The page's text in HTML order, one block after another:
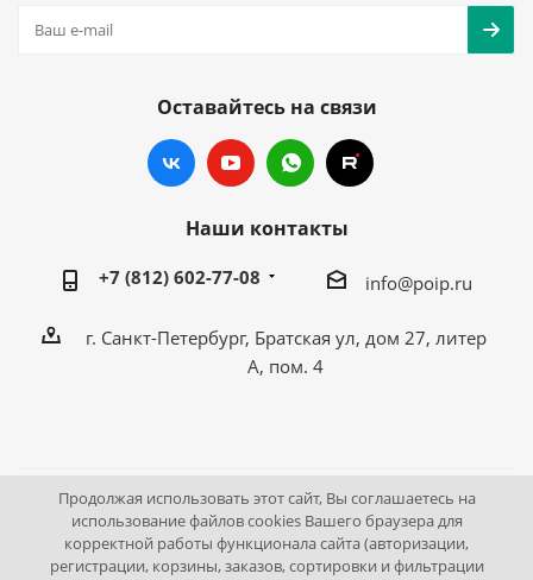
Оставайтесь на связи
Наши контакты
+7 (812) 602-77-08 info@poip.ru
г. Санкт-Петербург, Братская ул, дом 27, литер
А, пом. 4
2009 - 2026 © Промышленное оборудование Интернет
портал.
Продолжая использовать этот сайт, Вы соглашаетесь на
использование файлов cookies Вашего браузера для
корректной работы функционала сайта (авторизации,
регистрации, корзины, заказов, сортировки и фильтрации